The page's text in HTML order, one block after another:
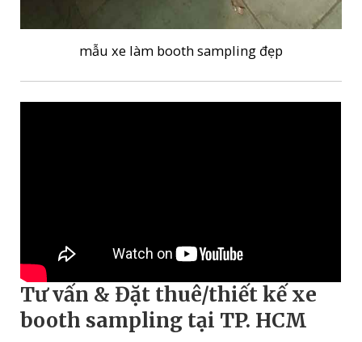
mẫu xe làm booth sampling đẹp
Tư vấn & Đặt thuê/thiết kế xe
booth sampling tại TP. HCM